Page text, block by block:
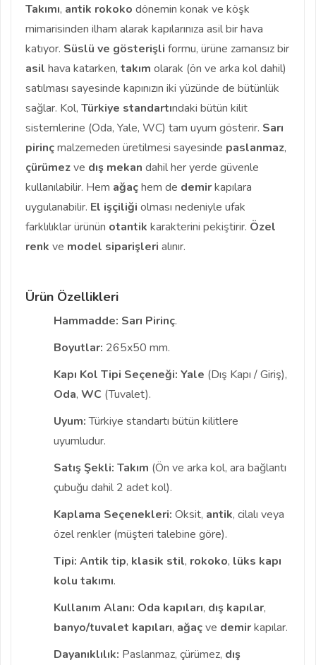
Takımı, antik rokoko dönemin konak ve köşk
mimarisinden ilham alarak kapılarınıza asil bir hava
katıyor. Süslü ve gösterişli formu, ürüne zamansız bir
asil hava katarken, takım olarak (ön ve arka kol dahil)
satılması sayesinde kapınızın iki yüzünde de bütünlük
sağlar. Kol, Türkiye standartındaki bütün kilit
sistemlerine (Oda, Yale, WC) tam uyum gösterir. Sarı
pirinçmalzemeden üretilmesi sayesinde paslanmaz,
çürümezve dış mekan dahil her yerde güvenle
kullanılabilir. Hem ağaçhem de demirkapılara
uygulanabilir. El işçiliği olması nedeniyle ufak
farklılıklar ürünün otantik karakterini pekiştirir. Özel
renk ve model siparişleri alınır.
Ürün Özellikleri
Hammadde: Sarı Pirinç.
Boyutlar: 265x50 mm.
Kapı Kol Tipi Seçeneği: Yale (Dış Kapı / Giriş),
Oda, WC (Tuvalet).
Uyum:Türkiye standartı bütün kilitlere
uyumludur.
Satış Şekli: Takım (Ön ve arka kol, ara bağlantı
çubuğu dahil 2 adet kol).
Kaplama Seçenekleri: Oksit, antik, cilalı veya
özel renkler (müşteri talebine göre).
Tipi: Antik tip, klasik stil, rokoko, lüks kapı
kolu takımı.
Kullanım Alanı: Oda kapıları, dış kapılar,
banyo/tuvalet kapıları, ağaçve demirkapılar.
Dayanıklılık: Paslanmaz, çürümez, dış